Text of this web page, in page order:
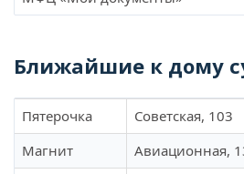
Ближайшие к дому
Пятерочка Советская, 103
Магнит
Авиационная,